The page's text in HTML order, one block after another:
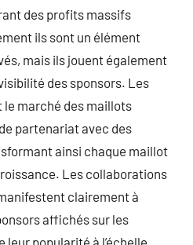
des profits massifs
ils sont un élément
mais ils jouent également
des sponsors. Les
marché des maillots
partenariat avec des
ainsi chaque maillot
Les collaborations
clairement à
affichés sur les
popularité à l’échelle